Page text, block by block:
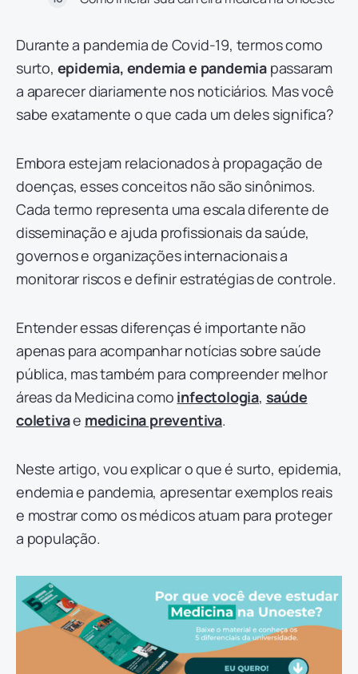
Durante a pandemia de Covid-19, termos como
surto, epidemia, endemia e pandemia passaram
a aparecer diariamente nos noticiários. Mas você
sabe exatamente o que cada um deles significa?
Embora estejam relacionados à propagação de
doenças, esses conceitos não são sinônimos.
Cada termo representa uma escala diferente de
disseminação e ajuda profissionais da saúde,
governos e organizações internacionais a
monitorar riscos e definir estratégias de controle.
Entender essas diferenças é importante não
apenas para acompanhar notícias sobre saúde
pública, mas também para compreender melhor
áreas da Medicina como infectologia, saúde
coletivae medicina preventiva.
Neste artigo, vou explicar o que é surto, epidemia,
endemia e pandemia, apresentar exemplos reais
e mostrar como os médicos atuam para proteger
a população.